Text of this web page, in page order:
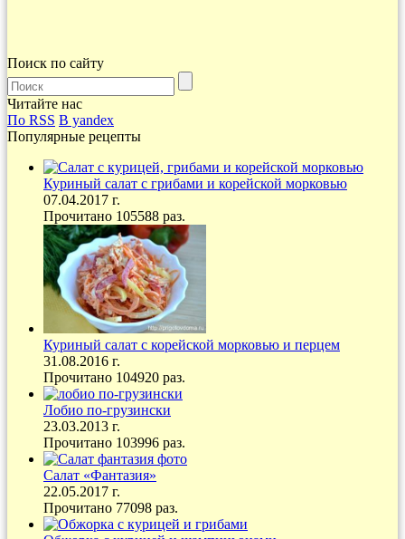
Поиск по сайту
Читайте нас
По RSS В yandex
Популярные рецепты
Куриный салат с грибами и корейской морковью
07.04.2017 г.
Прочитано 105588 раз.
Куриный салат с корейской морковью и перцем
31.08.2016 г.
Прочитано 104920 раз.
Лобио по-грузински
23.03.2013 г.
Прочитано 103996 раз.
Салат «Фантазия»
22.05.2017 г.
Прочитано 77098 раз.